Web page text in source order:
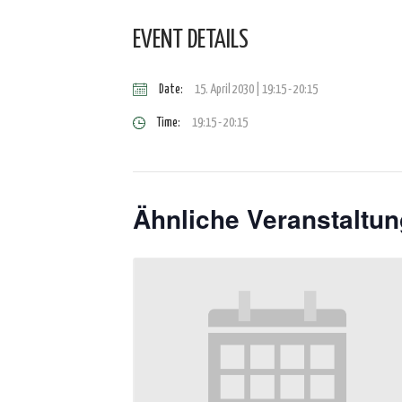
EVENT DETAILS
Date: 15. April 2030 | 19:15-20:15
Time: 19:15 - 20:15
Ähnliche